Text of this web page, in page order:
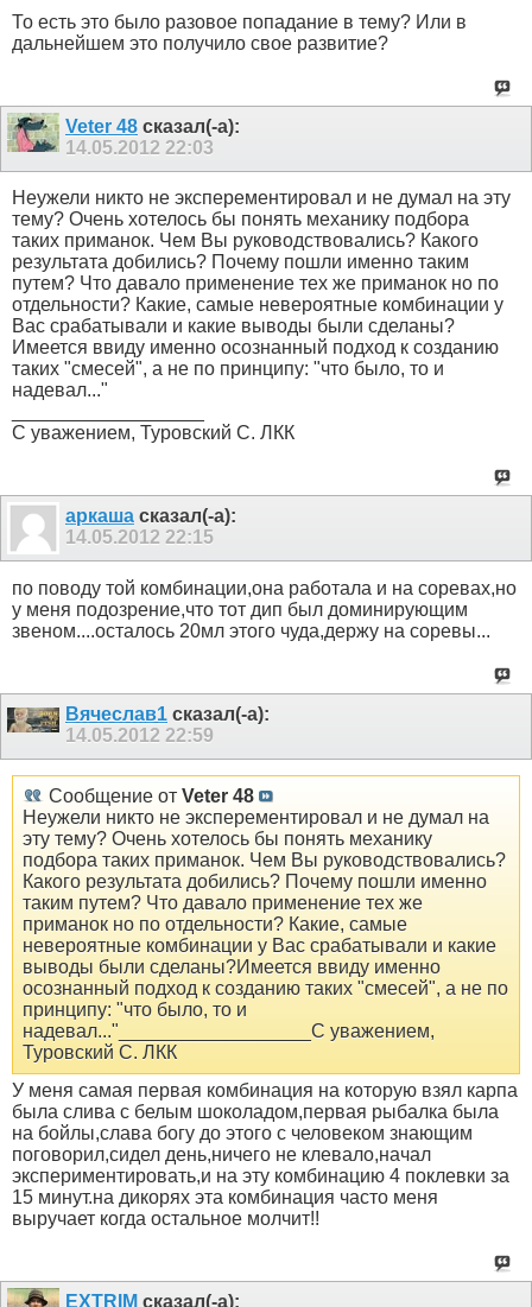
То есть это было разовое попадание в тему? Или в
дальнейшем это получило свое развитие?
Veter 48 сказал(-а):
14.05.2012 22:03
Неужели никто не эксперементировал и не думал на эту
тему? Очень хотелось бы понять механику подбора
таких приманок. Чем Вы руководствовались? Какого
результата добились? Почему пошли именно таким
путем? Что давало применение тех же приманок но по
отдельности? Какие, самые невероятные комбинации у
Вас срабатывали и какие выводы были сделаны?
Имеется ввиду именно осознанный подход к созданию
таких "смесей", а не по принципу: "что было, то и
надевал..."
С уважением, Туровский С. ЛКК
аркаша сказал(-а):
14.05.2012 22:15
по поводу той комбинации,она работала и на соревах,но
у меня подозрение,что тот дип был доминирующим
звеном....осталось 20мл этого чуда,держу на соревы...
Вячеслав1 сказал(-а):
14.05.2012 22:59
Сообщение от Veter 48
Неужели никто не эксперементировал и не думал на
эту тему? Очень хотелось бы понять механику
подбора таких приманок. Чем Вы руководствовались?
Какого результата добились? Почему пошли именно
таким путем? Что давало применение тех же
приманок но по отдельности? Какие, самые
невероятные комбинации у Вас срабатывали и какие
выводы были сделаны?Имеется ввиду именно
осознанный подход к созданию таких "смесей", а не по
принципу: "что было, то и
надевал..."__________________С уважением,
Туровский С. ЛКК
У меня самая первая комбинация на которую взял карпа
была слива с белым шоколадом,первая рыбалка была
на бойлы,слава богу до этого с человеком знающим
поговорил,сидел день,ничего не клевало,начал
экспериментировать,и на эту комбинацию 4 поклевки за
15 минут.на дикорях эта комбинация часто меня
выручает когда остальное молчит!!
EXTRIM сказал(-а):